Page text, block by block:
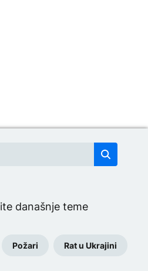
današnje teme
Požari Rat u Ukrajini